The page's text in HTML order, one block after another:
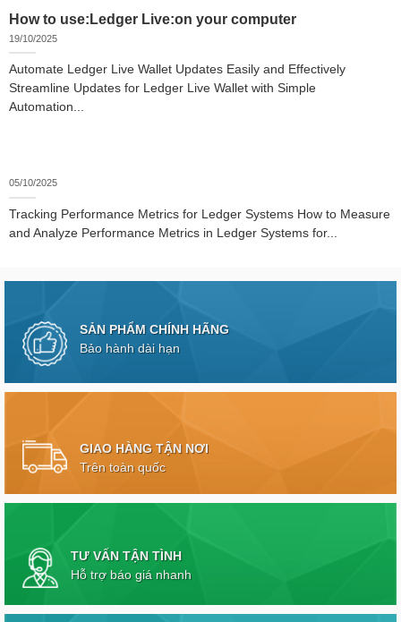
How to use:Ledger Live:on your computer
19/10/2025
Automate Ledger Live Wallet Updates Easily and Effectively
Streamline Updates for Ledger Live Wallet with Simple
Automation...
05/10/2025
Tracking Performance Metrics for Ledger Systems How to Measure
and Analyze Performance Metrics in Ledger Systems for...
SẢN PHẨM CHÍNH HÃNG
Bảo hành dài hạn
GIAO HÀNG TẬN NƠI
Trên toàn quốc
TƯ VẤN TẬN TÌNH
Hỗ trợ báo giá nhanh